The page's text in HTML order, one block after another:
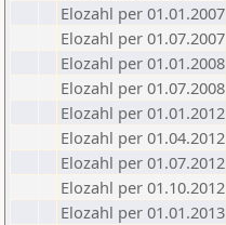
Elozahl per 01.01.2007
Elozahl per 01.07.2007
Elozahl per 01.01.2008
Elozahl per 01.07.2008
Elozahl per 01.01.2012
Elozahl per 01.04.2012
Elozahl per 01.07.2012
Elozahl per 01.10.2012
Elozahl per 01.01.2013